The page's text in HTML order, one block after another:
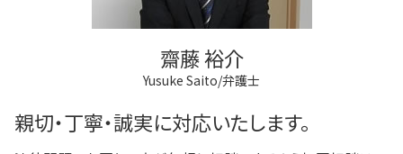
法人登記 マンション
調布市 成年後見
多摩市 借金問題
齋藤 裕介
Yusuke Saito/弁護士
親切・丁寧・誠実に対応いたします。